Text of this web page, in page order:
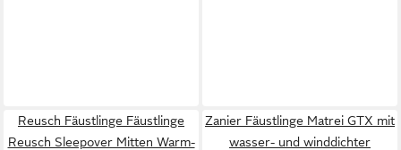
Reusch Fäustlinge Fäustlinge
Reusch Sleepover Mitten Warm-
Zanier Fäustlinge Matrei GTX mit
wasser- und winddichter